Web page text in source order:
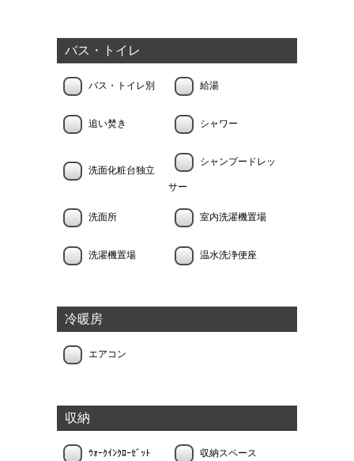
バス・トイレ
バス・トイレ別 給湯
追い焚き シャワー
洗面化粧台独立
シャンプードレッ
サー
洗面所 室内洗濯機置場
洗濯機置場 温水洗浄便座
冷暖房
エアコン
収納
ｳｫｰｸｲﾝｸﾛｰｾﾞｯﾄ 収納スペース